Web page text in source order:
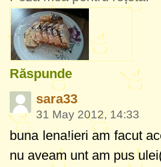
Răspunde
sara33
31 May 2012, 14:33
buna lena!ieri am facut
nu aveam unt am pus